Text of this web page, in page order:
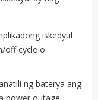
iskedyul
off cycle o
ng baterya ang